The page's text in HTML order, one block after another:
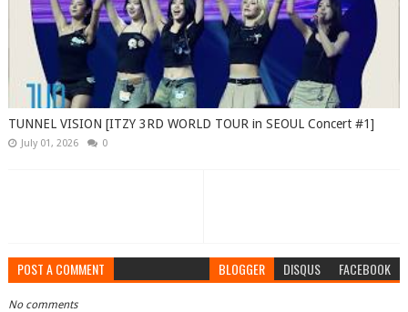
TUNNEL VISION [ITZY 3RD WORLD TOUR in SEOUL Concert #1]
July 01, 2026 0
POST A COMMENT BLOGGER DISQUS FACEBOOK
No comments